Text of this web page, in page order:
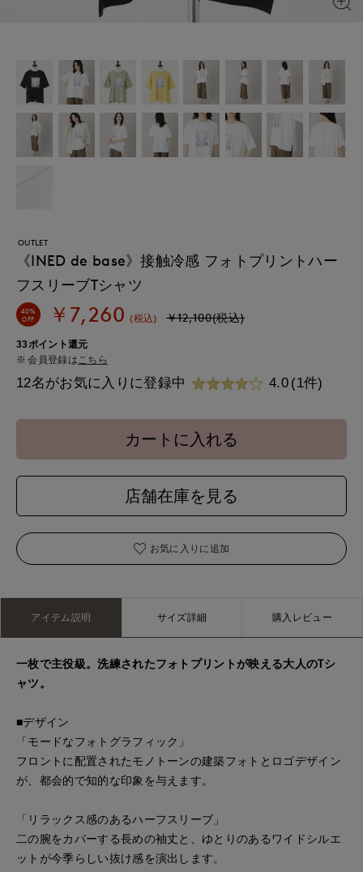
OUTLET
《INED de base》接触冷感 フォトプリントハー
フスリーブTシャツ
40%
OFF
￥7,260 (税込) ￥12,100(税込)
33ポイント還元
会員登録は こちら
12名がお気に入りに登録中 4.0 (1件)
カートに入れる
店舗在庫を見る
お気に入りに追加
アイテム説明 サイズ詳細 購入レビュー
一枚で主役級。洗練されたフォトプリントが映える大人のTシ
ャツ。
■デザイン
「モードなフォトグラフィック」
フロントに配置されたモノトーンの建築フォトとロゴデザイン
が、都会的で知的な印象を与えます。
「リラックス感のあるハーフスリーブ」
二の腕をカバーする長めの袖丈と、ゆとりのあるワイドシルエ
ットが今季らしい抜け感を演出します。